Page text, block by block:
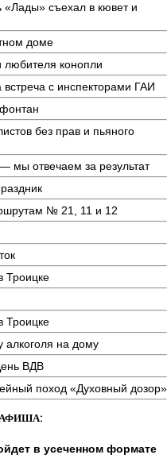
«Лады» съехал в кювет и
доме
любителя конопли
с инспекторами ГАИ
без прав и пьяного
мы отвечаем за результат
№ 21, 11 и 12
Троицке
Троицке
алкоголя на дому
ВДВ
поход «Духовный дозор»
в усеченном формате